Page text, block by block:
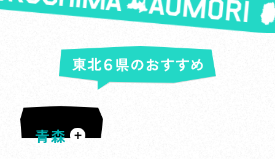
※
「カメラへのアクセスを求めています」の
ポップアップが表示されない場合、下記の
設定をご確認ください。（設定方法はOSの
バージョンで異なります。）
iOSの場合：設定＞アプリ＞Safari＞カメラ
＞「すべてのWEBサイトでカメラへのアク
セス」にて「拒否」が選択されていないか
をご確認ください。
です。
えきねっとHPはこちら、JRE POINT会員番
トサービスの詳細はこちら。
賞品はJRE POINTにご登録いただいている
住所に発送させていただきます。エントリ
ー前に、住所のご確認をお願いいたしま
青森